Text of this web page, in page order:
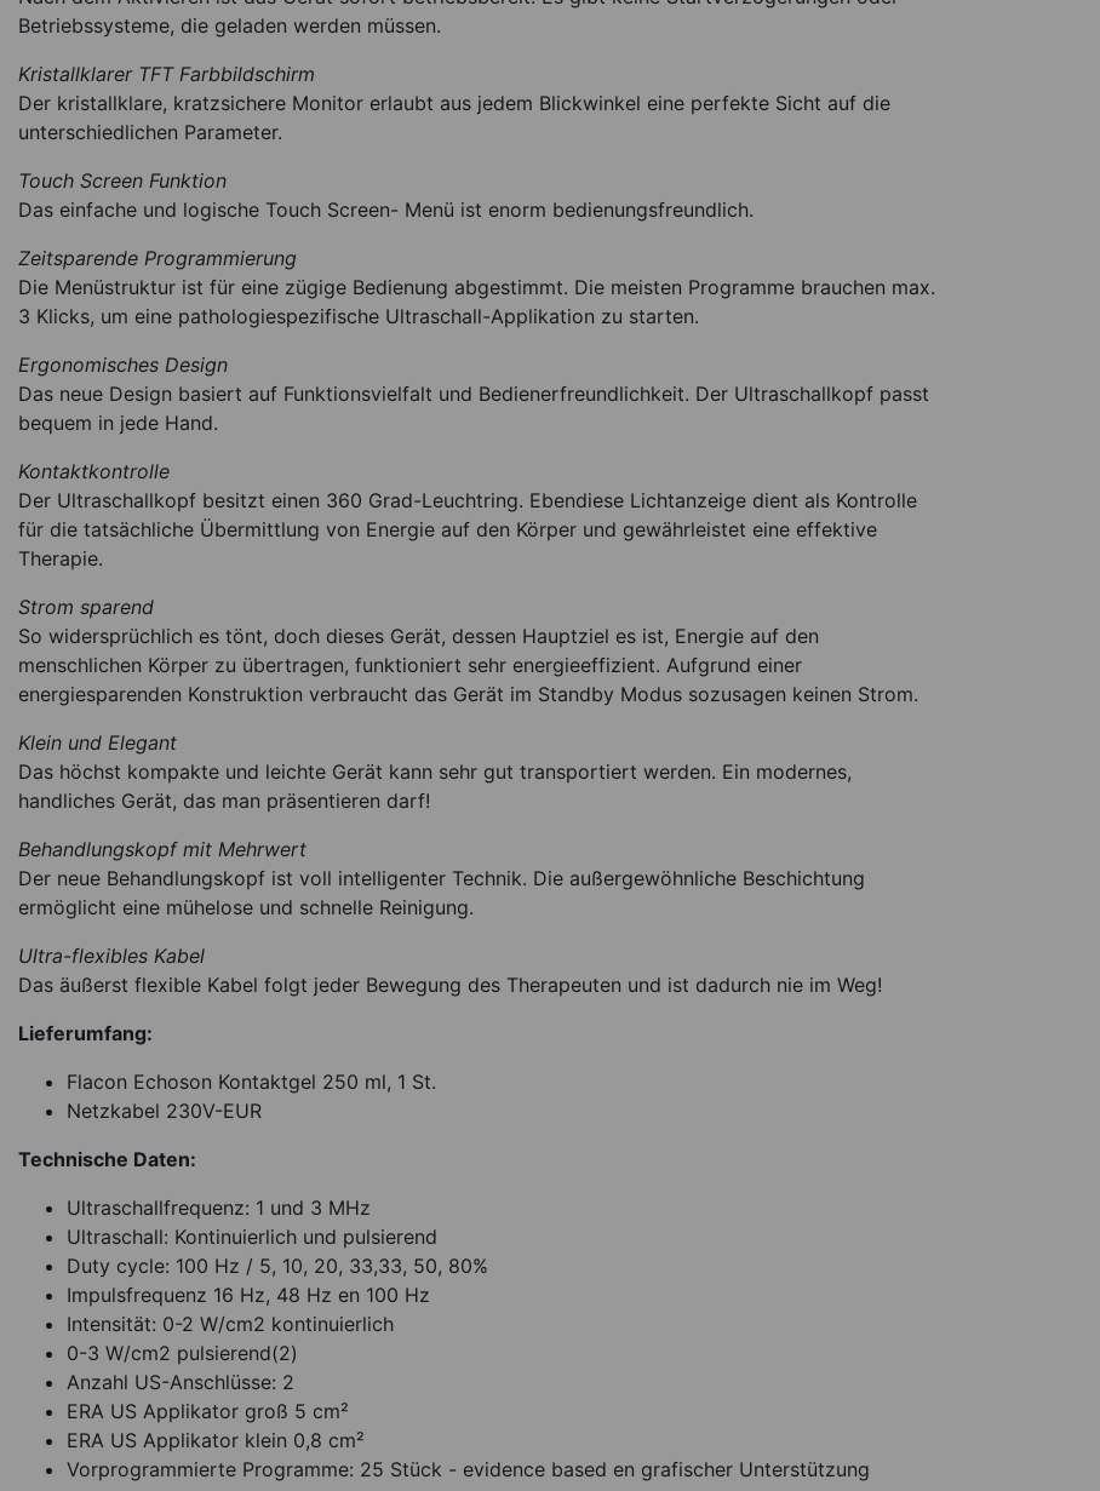
Betriebssysteme, die geladen werden müssen.
Kristallklarer TFT Farbbildschirm
Der kristallklare, kratzsichere Monitor erlaubt aus jedem Blickwinkel eine perfekte Sicht auf die
unterschiedlichen Parameter.
Touch Screen Funktion
Das einfache und logische Touch Screen- Menü ist enorm bedienungsfreundlich.
Zeitsparende Programmierung
Die Menüstruktur ist für eine zügige Bedienung abgestimmt. Die meisten Programme brauchen max.
3 Klicks, um eine pathologiespezifische Ultraschall-Applikation zu starten.
Ergonomisches Design
Das neue Design basiert auf Funktionsvielfalt und Bedienerfreundlichkeit. Der Ultraschallkopf passt
bequem in jede Hand.
Kontaktkontrolle
Der Ultraschallkopf besitzt einen 360 Grad-Leuchtring. Ebendiese Lichtanzeige dient als Kontrolle
für die tatsächliche Übermittlung von Energie auf den Körper und gewährleistet eine effektive
Therapie.
Strom sparend
So widersprüchlich es tönt, doch dieses Gerät, dessen Hauptziel es ist, Energie auf den
menschlichen Körper zu übertragen, funktioniert sehr energieeffizient. Aufgrund einer
energiesparenden Konstruktion verbraucht das Gerät im Standby Modus sozusagen keinen Strom.
Klein und Elegant
Das höchst kompakte und leichte Gerät kann sehr gut transportiert werden. Ein modernes,
handliches Gerät, das man präsentieren darf!
Behandlungskopf mit Mehrwert
Der neue Behandlungskopf ist voll intelligenter Technik. Die außergewöhnliche Beschichtung
ermöglicht eine mühelose und schnelle Reinigung.
Ultra-flexibles Kabel
Das äußerst flexible Kabel folgt jeder Bewegung des Therapeuten und ist dadurch nie im Weg!
Lieferumfang:
Flacon Echoson Kontaktgel 250 ml, 1 St.
Netzkabel 230V-EUR
Technische Daten:
Ultraschallfrequenz: 1 und 3 MHz
Ultraschall: Kontinuierlich und pulsierend
Duty cycle: 100 Hz / 5, 10, 20, 33,33, 50, 80%
Impulsfrequenz 16 Hz, 48 Hz en 100 Hz
Intensität: 0-2 W/cm2 kontinuierlich
0-3 W/cm2 pulsierend(2)
Anzahl US-Anschlüsse: 2
ERA US Applikator groß 5 cm²
ERA US Applikator klein 0,8 cm²
Vorprogrammierte Programme: 25 Stück - evidence based en grafischer Unterstützung